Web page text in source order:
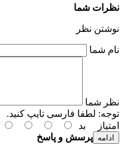
نظرات شما
نوشتن نظر
نام شما
نظر شما
توجه: لطفا فارسی تایپ کنید.
امتیاز
بد
ادامه پرسش و پاسخ